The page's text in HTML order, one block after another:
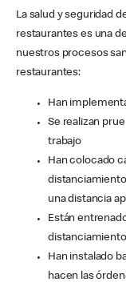
La salud y seguridad
restaurantes es una
nuestros procesos
restaurantes:
Han
Se realizan
trabajo
Han colocado
una distancia
Están
Han instalado
hacen las